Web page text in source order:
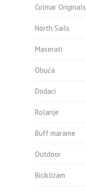
Colmar Originals
North Sails
Maserati
Obuća
Dodaci
Rolanje
Buff marame
Outdoor
Biciklizam